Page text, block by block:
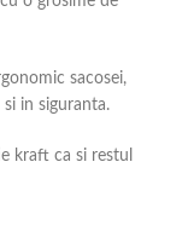
sacosei,
in siguranta.
kraft ca si restul